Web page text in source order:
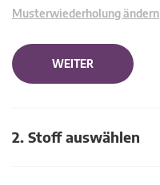
Musterwiederholung ändern
WEITER
2. Stoff auswählen